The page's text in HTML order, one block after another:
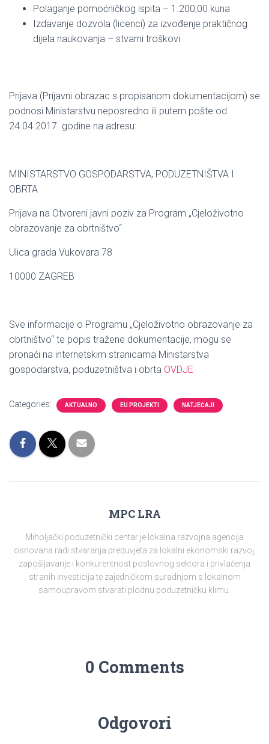
Polaganje pomoćničkog ispita – 1.200,00 kuna
Izdavanje dozvola (licenci) za izvođenje praktičnog
dijela naukovanja – stvarni troškovi
Prijava (Prijavni obrazac s propisanom dokumentacijom) se
podnosi Ministarstvu neposredno ili putem pošte od
24.04.2017. godine na adresu:
MINISTARSTVO GOSPODARSTVA, PODUZETNIŠTVA I
OBRTA
Prijava na Otvoreni javni poziv za Program „Cjeloživotno
obrazovanje za obrtništvo“
Ulica grada Vukovara 78
10000 ZAGREB
Sve informacije o Programu „Cjeloživotno obrazovanje za
obrtništvo“ te popis tražene dokumentacije, mogu se
pronaći na internetskim stranicama Ministarstva
gospodarstva, poduzetništva i obrta OVDJE
Categories: AKTUALNO EU PROJEKTI NATJEČAJI
MPC LRA
Miholjački poduzetnički centar je lokalna razvojna agencija
osnovana radi stvaranja preduvjeta za lokalni ekonomski razvoj,
zapošljavanje i konkurentnost poslovnog sektora i privlačenja
stranih investicija te zajedničkom suradnjom s lokalnom
samoupravom stvarati plodnu poduzetničku klimu.
0 Comments
Odgovori